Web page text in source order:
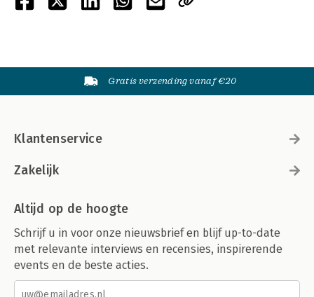
Gratis verzending vanaf €20
Klantenservice
Zakelijk
Altijd op de hoogte
Schrijf u in voor onze nieuwsbrief en blijf up-to-date
met relevante interviews en recensies, inspirerende
events en de beste acties.